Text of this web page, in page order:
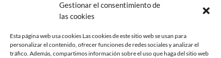
Gestionar el consentimiento de
las cookies
Esta página web usa cookies Las cookies de este sitio web se usan para
personalizar el contenido, ofrecer funciones de redes sociales y analizar el
tráfico. Además, compartimos información sobre el uso que haga del sitio web